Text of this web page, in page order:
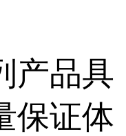
作，共
产品具
保证体